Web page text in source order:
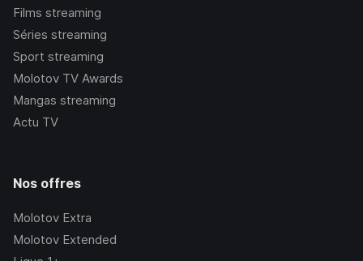
Films streaming
Séries streaming
Sport streaming
Molotov TV Awards
Mangas streaming
Actu TV
Nos offres
Molotov Extra
Molotov Extended